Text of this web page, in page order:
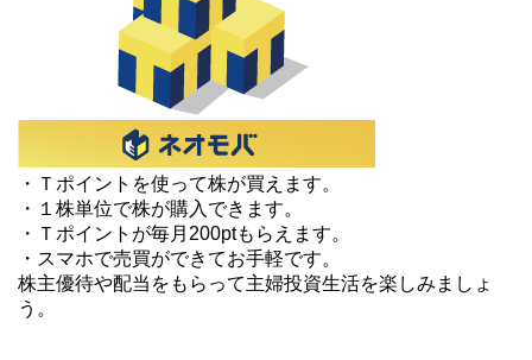
・Ｔポイントを使って株が買えます。
・１株単位で株が購入できます。
・Ｔポイントが毎月200ptもらえます。
・スマホで売買ができてお手軽です。
株主優待や配当をもらって主婦投資生活を楽しみましょ
う。